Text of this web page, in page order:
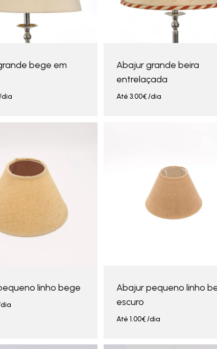
bege em
Abajur grande beira
entrelaçada
Até 3.00€/dia
linho bege
Abajur pequeno linho
escuro
Até 1.00€/dia